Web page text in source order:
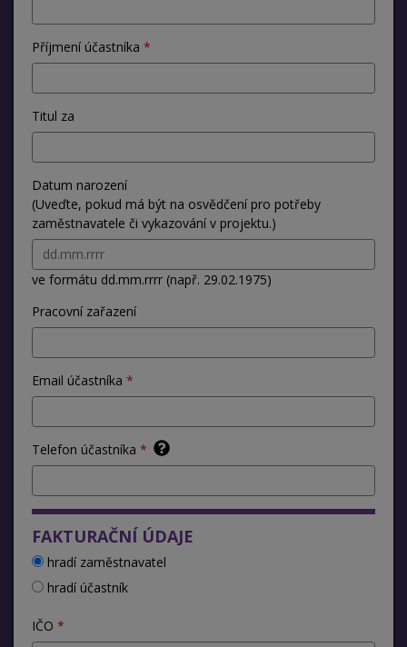
Příjmení účastníka
Titul za
Datum narození
(Uveďte, pokud má být na osvědčení pro potřeby
zaměstnavatele či vykazování v projektu.)
ve formátu dd.mm.rrrr (např. 29.02.1975)
Pracovní zařazení
Email účastníka
Telefon účastníka
FAKTURAČNÍ ÚDAJE
hradí zaměstnavatel
hradí účastník
IČO